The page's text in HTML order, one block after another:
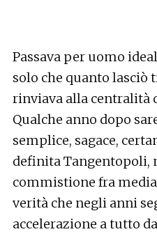
Passava per uomo
solo che quanto lasciò
rinviava alla centralità
Qualche anno dopo
semplice, sagace,
definita Tangentopoli,
commistione fra
verità che negli anni
accelerazione a tutto